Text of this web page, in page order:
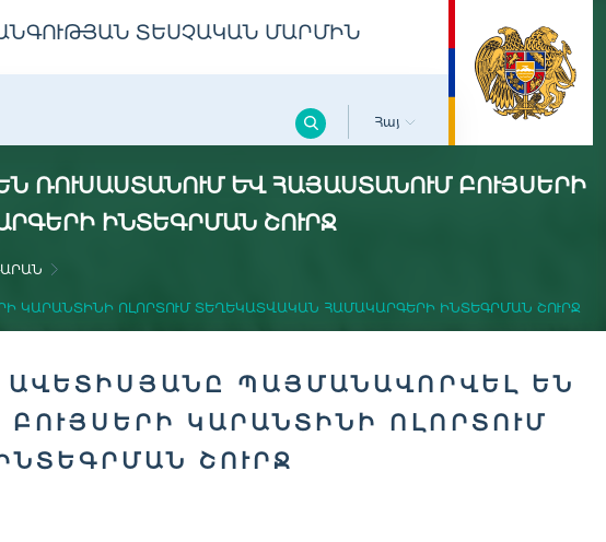
ՏԵՍՉԱԿԱՆ ՄԱՐՄԻՆ
Հայ
ԵՒ ՀԱՅԱՍՏԱՆՈՒՄ ԲՈՒՅՍԵՐԻ
ԻՆՏԵԳՐՄԱՆ ՇՈՒՐՋ
ԿԱՐԱՆՏԻՆԻ ՈԼՈՐՏՈՒՄ ՏԵՂԵԿԱՏՎԱԿԱՆ ՀԱՄԱԿԱՐԳԵՐԻ ԻՆՏԵԳՐՄԱՆ ՇՈՒՐՋ
ՊԱՅՄԱՆԱՎՈՐՎԵԼ ԵՆ
ԿԱՐԱՆՏԻՆԻ ՈԼՈՐՏՈՒՄ
ՇՈՒՐՋ